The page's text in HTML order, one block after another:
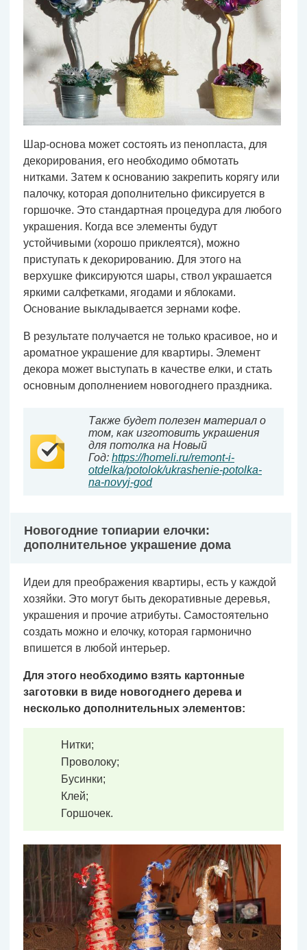
Шар-основа может состоять из пенопласта, для
декорирования, его необходимо обмотать
нитками. Затем к основанию закрепить корягу или
палочку, которая дополнительно фиксируется в
горшочке. Это стандартная процедура для любого
украшения. Когда все элементы будут
устойчивыми (хорошо приклеятся), можно
приступать к декорированию. Для этого на
верхушке фиксируются шары, ствол украшается
яркими салфетками, ягодами и яблоками.
Основание выкладывается зернами кофе.
В результате получается не только красивое, но и
ароматное украшение для квартиры. Элемент
декора может выступать в качестве елки, и стать
основным дополнением новогоднего праздника.
Также будет полезен материал о
том, как изготовить украшения
для потолка на Новый
Год: https://homeli.ru/remont-i-
otdelka/potolok/ukrashenie-potolka-
na-novyj-god
Новогодние топиарии елочки:
дополнительное украшение дома
Идеи для преображения квартиры, есть у каждой
хозяйки. Это могут быть декоративные деревья,
украшения и прочие атрибуты. Самостоятельно
создать можно и елочку, которая гармонично
впишется в любой интерьер.
Для этого необходимо взять картонные
заготовки в виде новогоднего дерева и
несколько дополнительных элементов:
Нитки;
Проволоку;
Бусинки;
Клей;
Горшочек.